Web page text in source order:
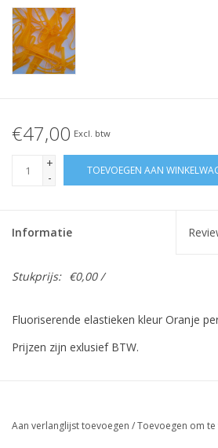
Witte elastiekjes aanbieding!
€47,00 Excl. btw
+
-
TOEVOEGEN AAN
Informatie
Stukprijs: €0,00 /
Fluoriserende elastieken kleur Oranje
Prijzen zijn exlusief BTW.
Aan verlanglijst toevoegen /Toevoegen om te